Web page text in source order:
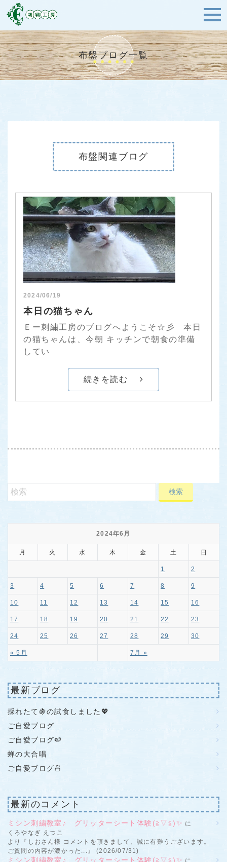
布盤ブログ一覧
布盤関連ブログ
2024/06/19
本日の猫ちゃん
Ｅー刺繍工房のブログへようこそ☆彡 本日
の猫ちゃんは、今朝 キッチンで朝食の準備
してい
続きを読む
2024年6月
月 火 水 木 金 土 日
« 5月 7月 »
1 2
3 4 5 6 7 8 9
10 11 12 13 14 15 16
17 18 19 20 21 22 23
24 25 26 27 28 29 30
最新ブログ
採れたて🍇の試食しました💖
ご自愛ブログ
ご自愛ブログ🍉
蝉の大合唱
ご自愛ブログ🍜
最新のコメント
ミシン刺繍教室♪ グリッターシート体験(≧▽≦)✨ に
くろやなぎ えつこ
より『しおさん様 コメントを頂きまして、誠に有難うございます。
ご質問の内容が濃かった...』 (2026/07/31)
ミシン刺繍教室♪ グリッターシート体験(≧▽≦)✨